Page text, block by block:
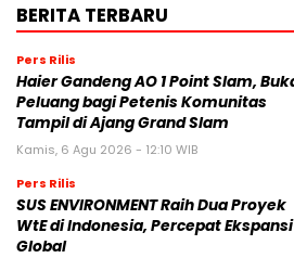
Pers Rilis
SUS ENVIRONMENT Raih Dua Proyek
WtE di Indonesia, Percepat Ekspansi
Global
Kamis, 6 Agu 2026 - 12:08 WIB
Pers Rilis
UOB Perkuat Bisnis Wealth
Management melalui Kemitraan
Distribusi Strategis dengan Allianz
Global Investors